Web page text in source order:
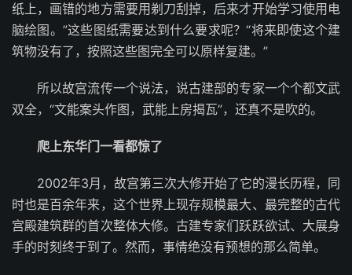
纸上，画错的地方需要用剃刀刮掉，后来才开始学习使用电
脑绘图。”这些图纸需要达到什么要求呢？“将来即使这个建
筑物没有了，按照这些图完全可以原样复建。”
所以故宫流传一个说法，说古建部的专家一个个都文武
双全，“文能案头作图，武能上房揭瓦”，还真不是吹的。
爬上东华门一看都惊了
2002年3月，故宫第三次大修开始了它的漫长历程，同
时也是百余年来，这个世界上现存规模最大、最完整的古代
宫殿建筑群的首次整体大修。古建专家们跃跃欲试、大展身
手的时刻终于到了。然而，事情绝没有预想的那么简单。